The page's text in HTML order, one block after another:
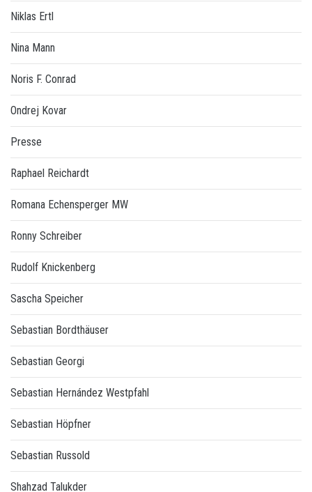
Niklas Ertl
Nina Mann
Noris F. Conrad
Ondrej Kovar
Presse
Raphael Reichardt
Romana Echensperger MW
Ronny Schreiber
Rudolf Knickenberg
Sascha Speicher
Sebastian Bordthäuser
Sebastian Georgi
Sebastian Hernández Westpfahl
Sebastian Höpfner
Sebastian Russold
Shahzad Talukder